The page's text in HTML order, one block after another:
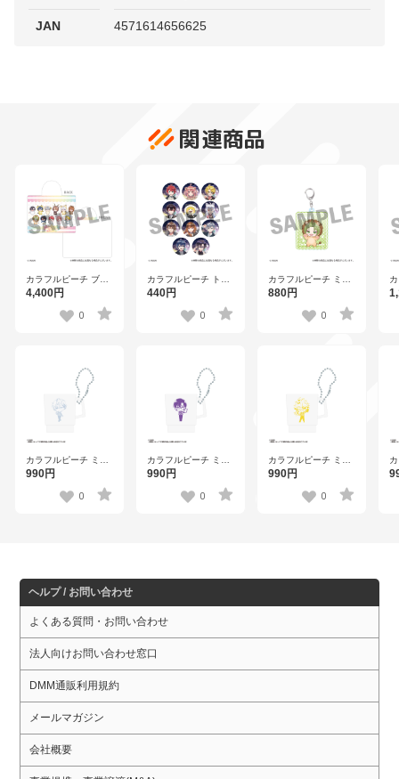
JAN 4571614656625
関連商品
カラフルピーチ ブラ
ンケット 【TO
4,400円
0
カラフルピーチ トレ
ーディング缶バッジ
440円
0
カラフルピーチ ミニ
キャラアクリルキー
【TO 2511】
880円
0
カラフルピーチ ミニ
スタッキングキーホ
ディーズ】
990円
0
カラフルピーチ ミニ
スタッキングキーホ
ディーズ】
990円
0
カラフルピーチ ミニ
スタッキングキーホ
ェンディーズ】
990円
0
ヘルプ / お問い合わせ
よくある質問・お問い合わせ
法人向けお問い合わせ窓口
DMM通販利用規約
メールマガジン
会社概要